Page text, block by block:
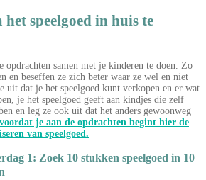
speelgoed in huis te
opdrachten samen met je kinderen te doen. Zo
en beseffen ze zich beter waar ze wel en niet
uit dat je het speelgoed kunt verkopen en er wat
je het speelgoed geeft aan kindjes die zelf
en leg ze ook uit dat het anders gewoonweg
je aan de opdrachten begint hier de
van speelgoed.
1: Zoek 10 stukken speelgoed in 10